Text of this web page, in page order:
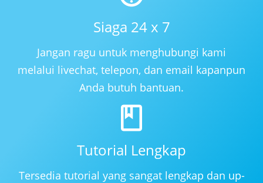
Siaga 24 x 7
Jangan ragu untuk menghubungi kami
melalui livechat, telepon, dan email kapanpun
Anda butuh bantuan.
Tutorial Lengkap
Tersedia tutorial yang sangat lengkap dan up-